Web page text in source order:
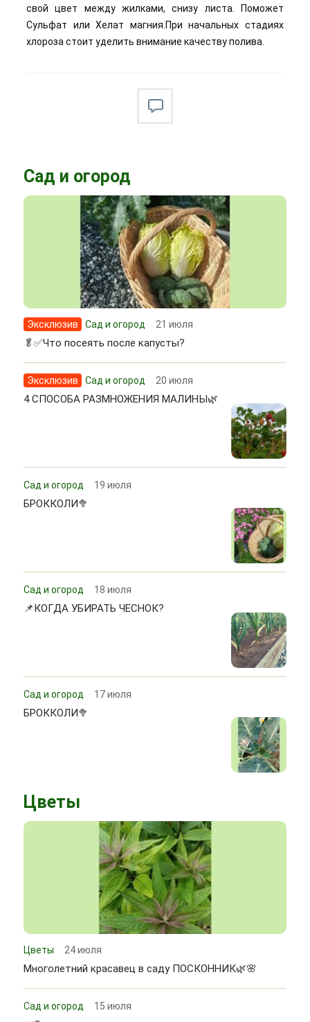
свой цвет между жилками, снизу листа. Поможет
Сульфат или Хелат магния.При начальных стадиях
хлороза стоит уделить внимание качеству полива.
Сад и огород
Эксклюзив Сад и огород 21 июля
🥬✅Что посеять после капусты?
Эксклюзив Сад и огород 20 июля
4 СПОСОБА РАЗМНОЖЕНИЯ МАЛИНЫ🌿
Сад и огород 19 июля
БРОККОЛИ🥦
Сад и огород 18 июля
📌КОГДА УБИРАТЬ ЧЕСНОК?
Сад и огород 17 июля
БРОККОЛИ🥦
Цветы
Цветы 24 июля
Многолетний красавец в саду ПОСКОННИК🌿🌸
Сад и огород 15 июля